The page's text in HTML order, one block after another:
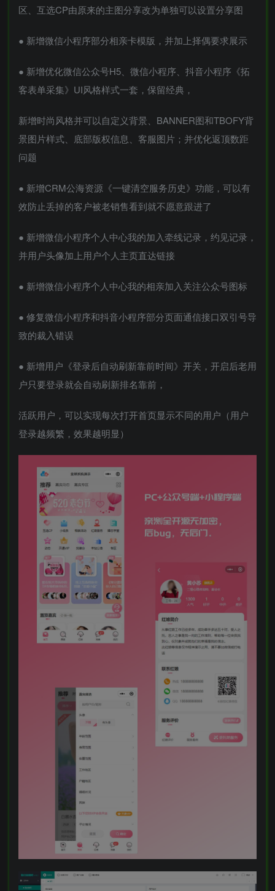
区、互选CP由原来的主图分享改为单独可以设置分享图
● 新增微信小程序部分相亲卡模版，并加上择偶要求展示
● 新增优化微信公众号H5、微信小程序、抖音小程序《拓
客表单采集》UI风格样式一套，保留经典，
新增时尚风格并可以自定义背景、BANNER图和TBOFY背
景图片样式、底部版权信息、客服图片；并优化返顶数距
问题
● 新增CRM公海资源《一键清空服务历史》功能，可以有
效防止丢掉的客户被老销售看到就不愿意跟进了
● 新增微信小程序个人中心我的加入牵线记录，约见记录，
并用户头像加上用户个人主页直达链接
● 新增微信小程序个人中心我的相亲加入关注公众号图标
● 修复微信小程序和抖音小程序部分页面通信接口双引号导
致的裁入错误
● 新增用户《登录后自动刷新靠前时间》开关，开启后老用
户只要登录就会自动刷新排名靠前，
活跃用户，可以实现每次打开首页显示不同的用户（用户
登录越频繁，效果越明显）